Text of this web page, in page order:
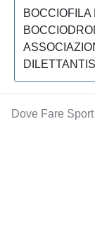
BOCCIOFILA
Dove Fare Sport